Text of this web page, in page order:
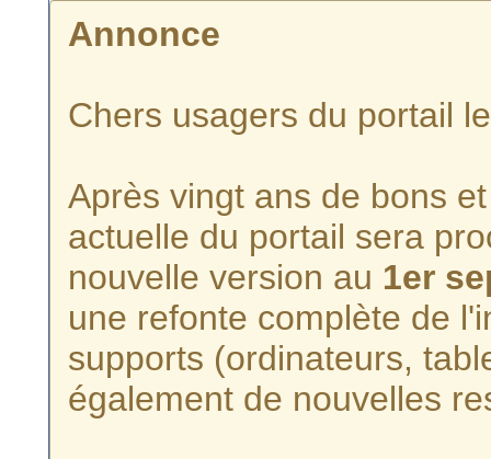
Annonce
Chers usagers du portail
Après vingt ans de bons
actuelle du portail sera
nouvelle version au 1er
une refonte complète de
supports (ordinateurs,
également de nouvelles